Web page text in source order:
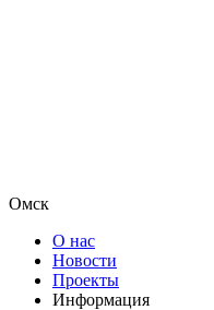
Омск
О нас
Новости
Проекты
Информация